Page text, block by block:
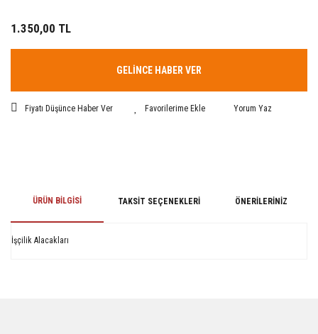
1.350,00 TL
GELİNCE HABER VER
Fiyatı Düşünce Haber Ver Yorum Yaz
ÜRÜN BILGISI TAKSIT SEÇENEKLERI ÖNERILERINIZ
İşçilik Alacakları